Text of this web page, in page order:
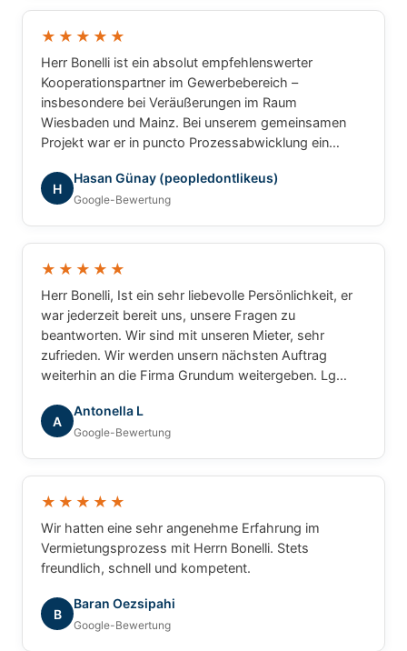
und können Herrn Bonelli uneingeschränkt
weiterempfehlen. Vielen Dank für die hervorragende
★★★★★
Herr Bonelli ist ein absolut empfehlenswerter
Kooperationspartner im Gewerbebereich –
insbesondere bei Veräußerungen im Raum
Wiesbaden und Mainz. Bei unserem gemeinsamen
Projekt war er in puncto Prozessabwicklung ein
ergebnisorientiert. Für gewerbliche Transaktionen
würde ich jederzeit wieder mit ihm
zusammenarbeiten.
H
Hasan Günay (peopledontlikeus)
Google-Bewertung
★★★★★
Herr Bonelli, Ist ein sehr liebevolle Persönlichkeit, er
war jederzeit bereit uns, unsere Fragen zu
beantworten. Wir sind mit unseren Mieter, sehr
zufrieden. Wir werden unsern nächsten Auftrag
weiterhin an die Firma Grundum weitergeben. Lg
A
Antonella L
Google-Bewertung
★★★★★
Wir hatten eine sehr angenehme Erfahrung im
Vermietungsprozess mit Herrn Bonelli. Stets
freundlich, schnell und kompetent.
B
Baran Oezsipahi
Google-Bewertung